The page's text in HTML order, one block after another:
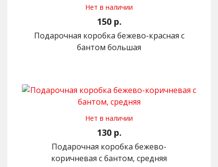
Нет в наличии
150 р.
Подарочная коробка бежево-красная с
бантом большая
Нет в наличии
130 р.
Подарочная коробка бежево-
коричневая с бантом, средняя